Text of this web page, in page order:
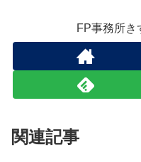
FP事務所き
関連記事